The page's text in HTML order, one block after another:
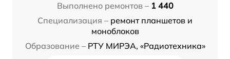
Выполнено ремонтов – 1 440
Специализация – ремонт планшетов и
моноблоков
Образование – РТУ МИРЭА, «Радиотехника»